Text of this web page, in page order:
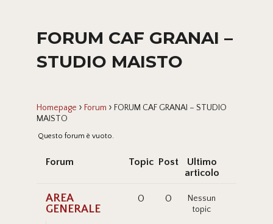
FORUM CAF GRANAI –
STUDIO MAISTO
Homepage › Forum › FORUM CAF GRANAI – STUDIO
MAISTO
Questo forum è vuoto.
Forum Topic Post
Ultimo
articolo
AREA
GENERALE
0 0
Nessun
topic